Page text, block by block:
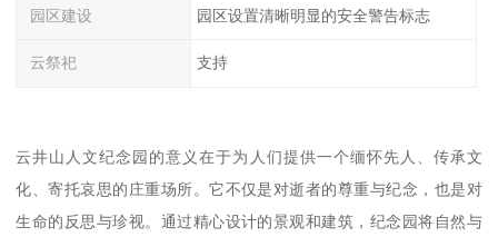
园区建设 园区设置清晰明显的安全警告标志
云祭祀 支持
云井山人文纪念园的意义在于为人们提供一个缅怀先人、传承文
化、寄托哀思的庄重场所。它不仅是对逝者的尊重与纪念，也是对
生命的反思与珍视。通过精心设计的景观和建筑，纪念园将自然与